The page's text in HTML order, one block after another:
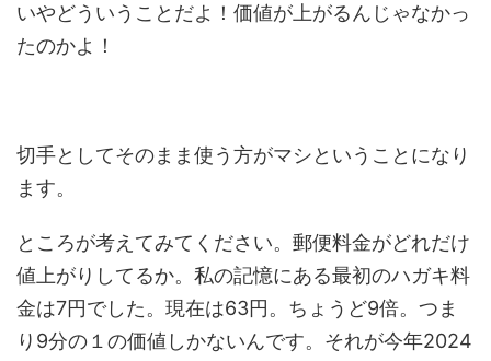
いやどういうことだよ！価値が上がるんじゃなかっ
たのかよ！
切手としてそのまま使う方がマシということになり
ます。
ところが考えてみてください。郵便料金がどれだけ
値上がりしてるか。私の記憶にある最初のハガキ料
金は7円でした。現在は63円。ちょうど9倍。つま
り9分の１の価値しかないんです。それが今年2024